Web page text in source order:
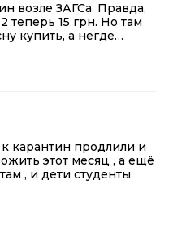
возле ЗАГСа. Правда,
теперь 15 грн. Но там
купить, а негде…
карантин продлили и
этот месяц , а ещё
, и дети студенты